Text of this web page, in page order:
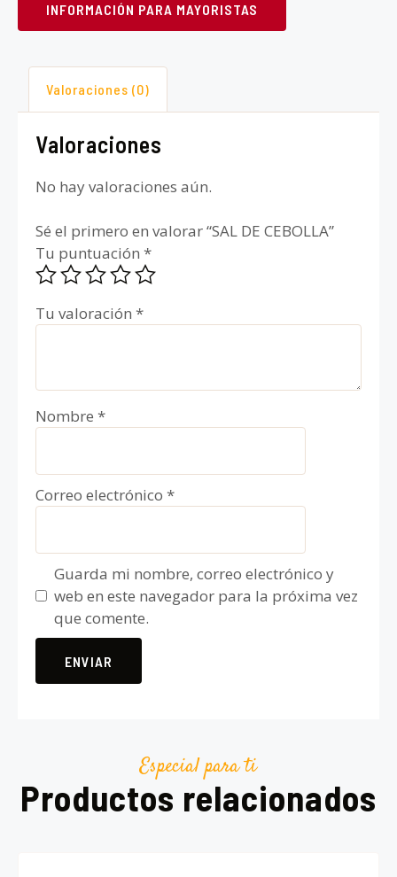
INFORMACIÓN PARA MAYORISTAS
Valoraciones (0)
Valoraciones
No hay valoraciones aún.
Sé el primero en valorar “SAL DE CEBOLLA”
Tu puntuación *
Tu valoración *
Nombre *
Correo electrónico *
Guarda mi nombre, correo electrónico y
web en este navegador para la próxima vez
que comente.
Especial para ti
Productos relacionados